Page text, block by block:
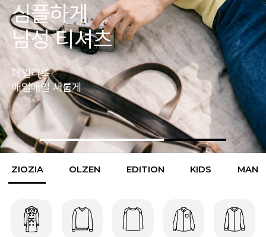
핏이 다른
남성팬츠
핏 하나로 완성되는
남자의 하루
ZIOZIA OLZEN EDITION KIDS MAN